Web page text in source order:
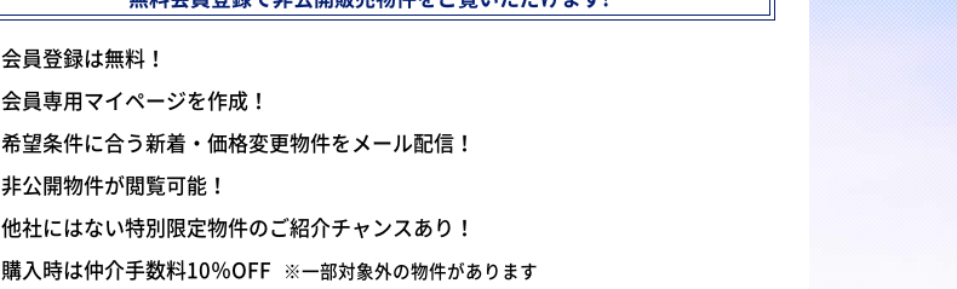
会員登録は無料！
会員専用マイページを作成！
希望条件に合う新着・価格変更物件をメール配信！
非公開物件が閲覧可能！
他社にはない特別限定物件のご紹介チャンスあり！
購入時は仲介手数料10％OFF ※一部対象外の物件があります